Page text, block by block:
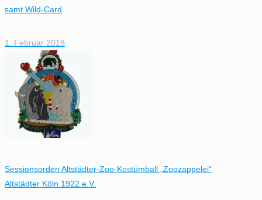
samt Wild-Card
1. Februar 2018
Sessionsorden Altstädter-Zoo-Kostümball „Zoozappelei“
Altstädter Köln 1922 e.V.